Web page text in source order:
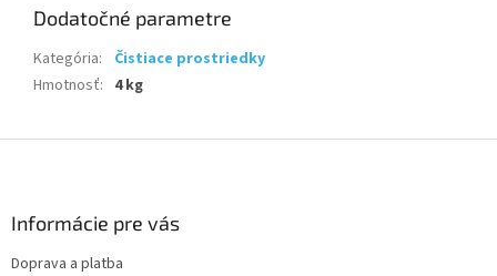
Dodatočné parametre
Kategória:
Čistiace prostriedky
Hmotnosť: 4 kg
Informácie pre vás
Doprava a platba